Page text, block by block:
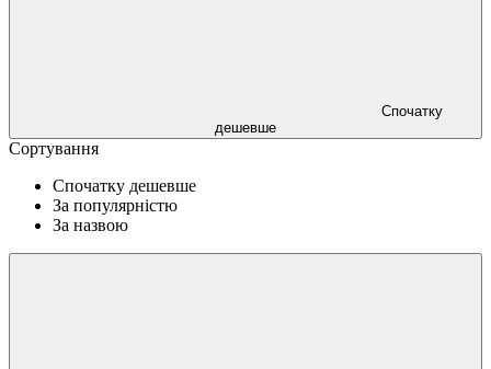
Спочатку
дешевше
Сортування
Спочатку дешевше
За популярністю
За назвою